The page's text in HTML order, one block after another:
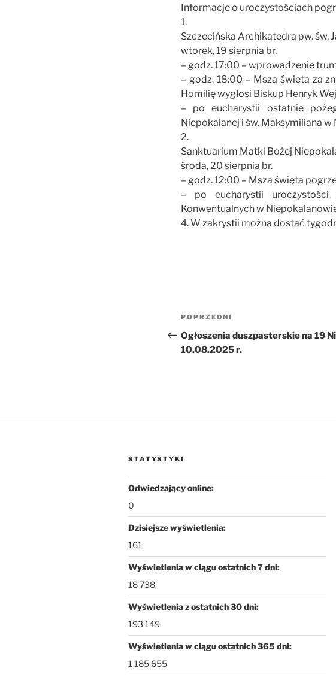
Informacje o uroczystościach
1.
Szczecińska Archikatedra pw. św.
wtorek, 19 sierpnia br.
– godz. 17:00 – wprowadzenie
– godz. 18:00 – Msza święta za
Homilię wygłosi Biskup Henryk
– po eucharystii ostatnie
Niepokalanej i św. Maksymiliana
2.
Sanktuarium Matki Bożej
środa, 20 sierpnia br.
– godz. 12:00 – Msza święta
– po eucharystii uroczystości
Konwentualnych w
4. W zakrystii można dostać
Nawigacja
wpisu
Poprzedni
wpis
POPRZEDNI
Ogłoszenia duszpasterskie na 19
10.08.2025 r.
STATYSTYKI
Odwiedzający online:
0
Dzisiejsze wyświetlenia:
161
Wyświetlenia w ciągu ostatnich 7 dni:
18 738
Wyświetlenia z ostatnich 30 dni:
193 149
Wyświetlenia w ciągu ostatnich 365 dni:
1 185 655